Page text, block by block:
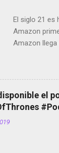
El siglo 21 es
Amazon
Amazon llega
copyright en
Scott saca a
el
de bicicletas
tumbado.
el